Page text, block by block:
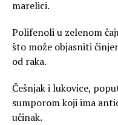
marelici.
Polifenoli u zelenom
što može objasniti
od raka.
Češnjak i lukovice,
sumporom koji ima
učinak.